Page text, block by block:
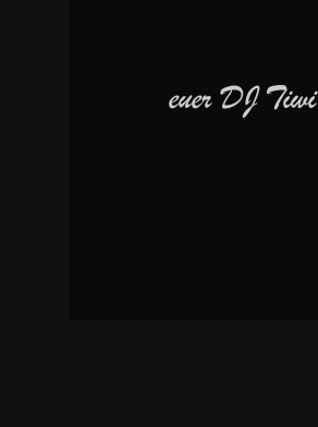
euer DJ Tiwi